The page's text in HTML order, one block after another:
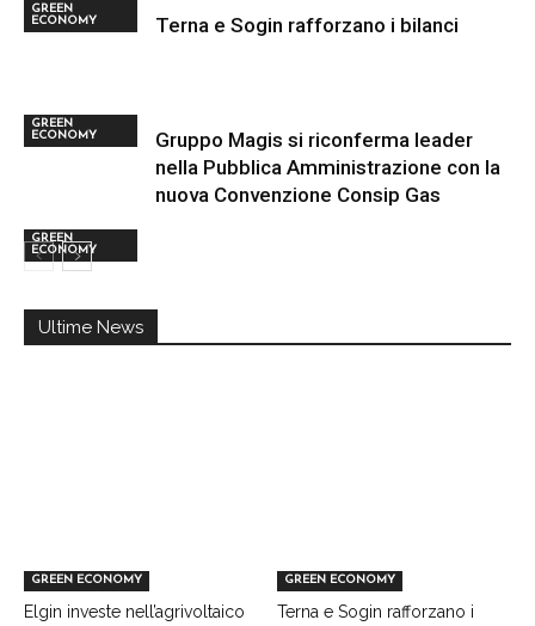
GREEN
ECONOMY
GREEN
ECONOMY
Terna e Sogin rafforzano i bilanci
GREEN
ECONOMY
Gruppo Magis si riconferma leader
nella Pubblica Amministrazione con la
nuova Convenzione Consip Gas
Ultime News
GREEN ECONOMY
Elgin investe nell’agrivoltaico
GREEN ECONOMY
Terna e Sogin rafforzano i